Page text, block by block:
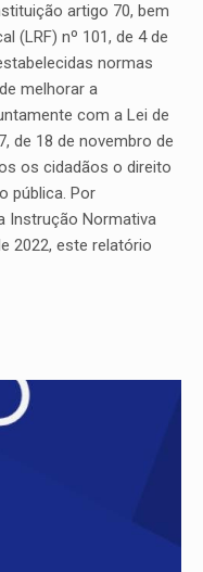
artigo 70, bem
(LRF) nº 101, de 4 de
normas
melhorar a
com a Lei de
de 18 de novembro de
os cidadãos o direito
pública. Por
Instrução Normativa
2022, este relatório